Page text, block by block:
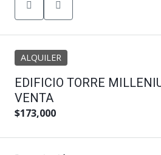
ALQUILER
EDIFICIO TORRE
VENTA
$173,000